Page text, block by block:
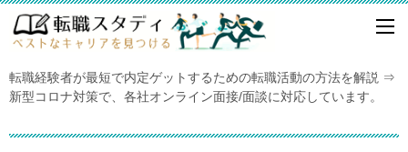
転職経験者が最短で内定ゲットするための転職活動の方法を解説 ⇒
新型コロナ対策で、各社オンライン面接/面談に対応しています。